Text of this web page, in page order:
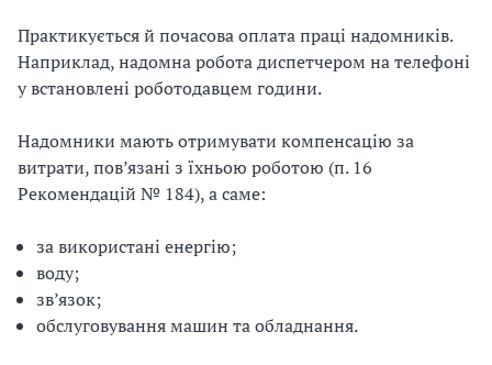
Практикується й почасова оплата праці надомників.
Наприклад, надомна робота диспетчером на телефоні
у встановлені роботодавцем години.
Надомники мають отримувати компенсацію за
витрати, пов’язані з їхньою роботою (п. 16
Рекомендацій № 184), а саме:
за використані енергію;
воду;
зв’язок;
обслуговування машин та обладнання.